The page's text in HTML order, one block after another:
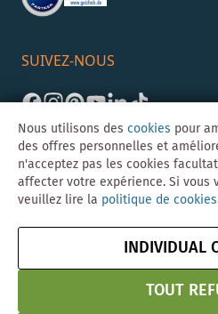
SUIVEZ-NOUS
Magento-Agentur
& Sécurité
Nous utilisons des cookies pour
des offres personnelles et
n'acceptez pas les cookies
affecter votre expérience. Si vous
veuillez lire la politique de cookies
INDIVIDUAL
TOUT